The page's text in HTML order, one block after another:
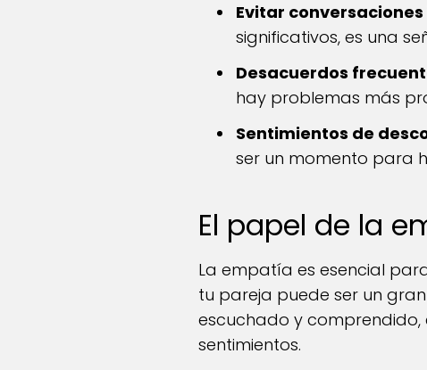
Evitar
significativos, es una
Desacuerdos
hay problemas más
Sentimientos de
ser un momento para
El papel de la
La empatía es esencial
tu pareja puede ser un
escuchado y
sentimientos.